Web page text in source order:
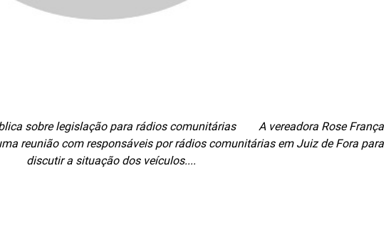
sobre legislação para rádios comunitárias A vereadora Rose França
reunião com responsáveis por rádios comunitárias em Juiz de Fora para
discutir a situação dos veículos....